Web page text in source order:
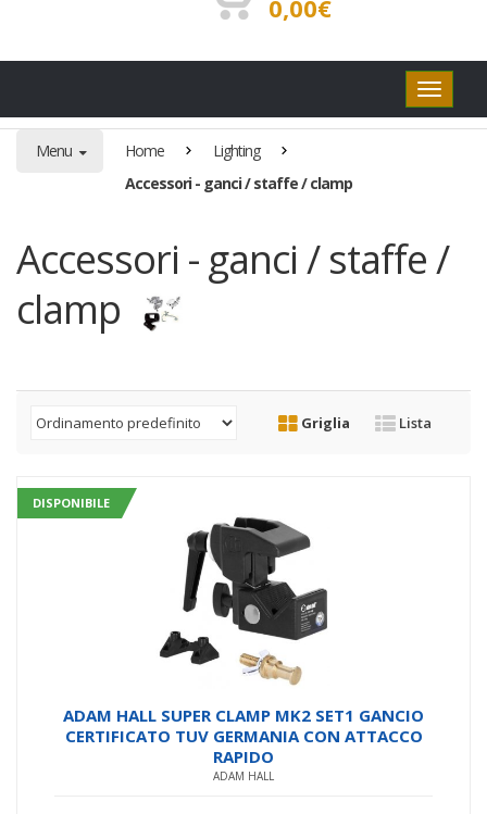
0,00€
Pulsanti
di
Menu Home
Lighting
Accessori - ganci / staffe / clamp
Accessori - ganci / staffe /
clamp
Griglia Lista
DISPONIBILE
ADAM HALL SUPER CLAMP MK2 SET1 GANCIO
CERTIFICATO TUV GERMANIA CON ATTACCO
RAPIDO
ADAM HALL